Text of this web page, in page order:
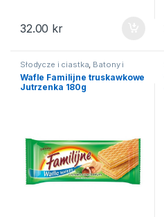
32.00 kr
Słodycze i ciastka, Batony i
wafelki ,Ciastka
Wafle Familijne truskawkowe
Jutrzenka 180g